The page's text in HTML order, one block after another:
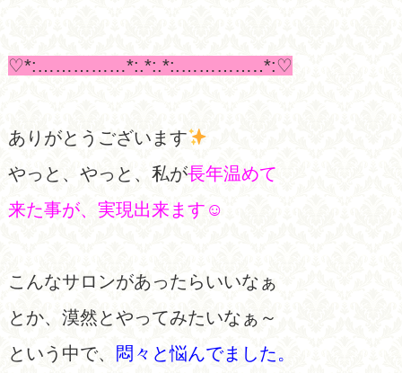
♡*:……………*:.*:.*:.…………‥*:♡
ありがとうございます
やっと、やっと、私が長年温めて
来た事が、実現出来ます☺
こんなサロンがあったらいいなぁ
とか、漠然とやってみたいなぁ～
という中で、 悶々と悩んでました。